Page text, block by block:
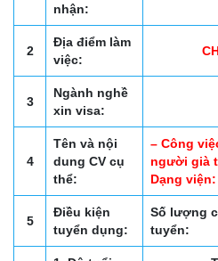
nhận:
2
Địa điểm làm
việc:
3
Ngành nghề
xin visa:
4
Tên và nội
dung CV cụ
thể:
– Công
người già
Dạng viện:
5
Điều kiện
tuyển dụng:
Số lượng
tuyển: